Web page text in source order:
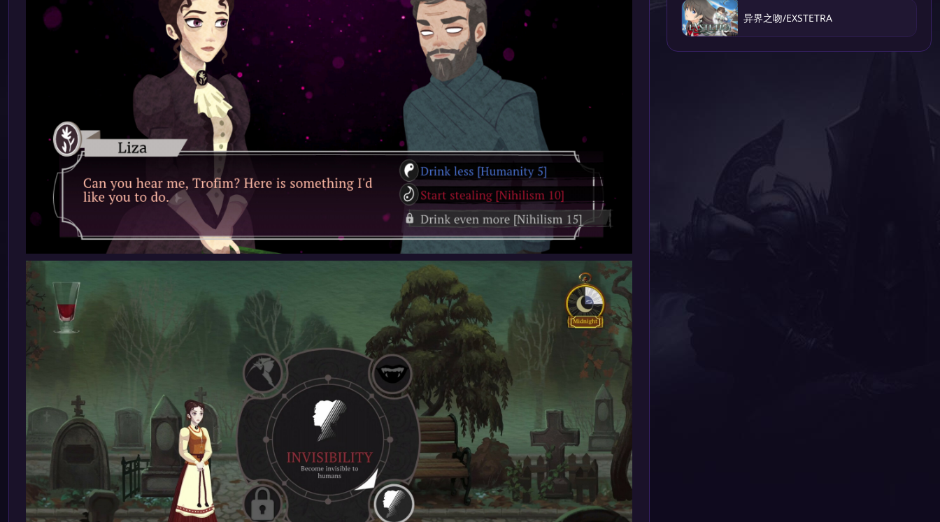
异界之吻/EXSTETRA